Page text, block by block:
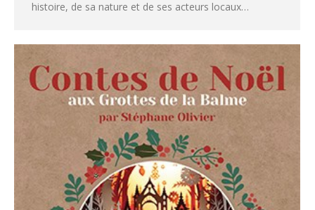
histoire, de sa nature et de ses acteurs locaux…